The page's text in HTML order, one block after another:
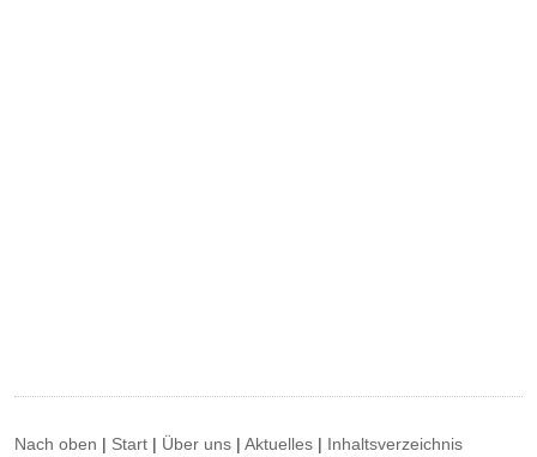
Nach oben | Start | Über uns |Aktuelles | Inhaltsverzeichnis